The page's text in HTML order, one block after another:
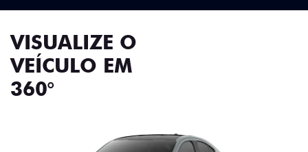
VISUALIZE O
VEÍCULO EM
360°